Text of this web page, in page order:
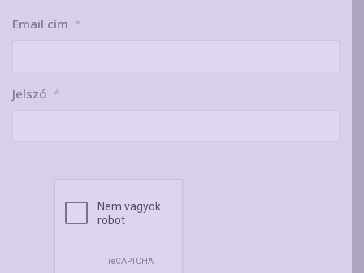
Email cím *
Jelszó *